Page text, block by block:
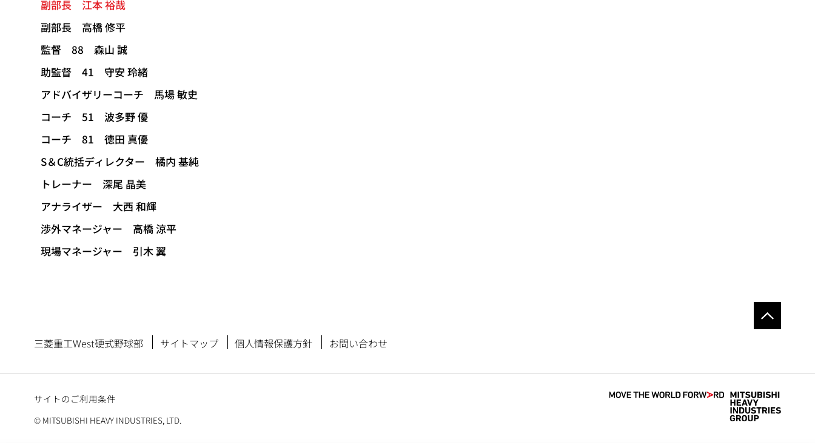
副部長 江本 裕哉
副部長 高橋 修平
監督 88 森山 誠
助監督 41 守安 玲緒
アドバイザリーコーチ 馬場 敏史
コーチ 51 波多野 優
コーチ 81 徳田 真優
S＆C統括ディレクター 橘内 基純
トレーナー 深尾 晶美
アナライザー 大西 和輝
渉外マネージャー 高橋 涼平
現場マネージャー 引木 翼
三菱重工West硬式野球部 サイトマップ 個人情報保護方針 お問い合わせ
サイトのご利用条件
© MITSUBISHI HEAVY INDUSTRIES, LTD.